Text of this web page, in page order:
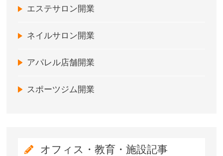
エステサロン開業
ネイルサロン開業
アパレル店舗開業
スポーツジム開業
オフィス・教育・施設記事